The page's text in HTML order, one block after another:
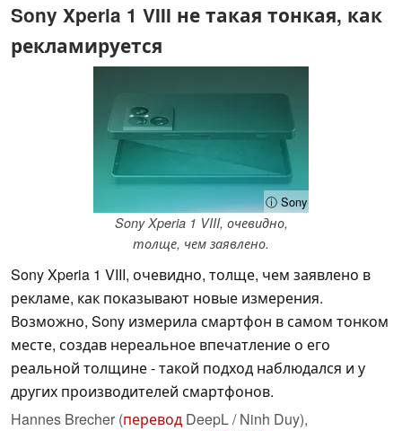
Sony Xperia 1 VIII не такая тонкая, как
рекламируется
ⓘ Sony
Sony Xperia 1 VIII, очевидно,
толще, чем заявлено.
Sony Xperia 1 VIII, очевидно, толще, чем заявлено в
рекламе, как показывают новые измерения.
Возможно, Sony измерила смартфон в самом тонком
месте, создав нереальное впечатление о его
реальной толщине - такой подход наблюдался и у
других производителей смартфонов.
Hannes Brecher (перевод DeepL / Ninh Duy),